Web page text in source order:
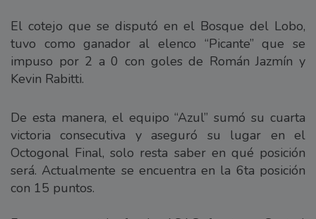
El cotejo que se disputó en el Bosque del Lobo,
tuvo como ganador al elenco “Picante” que se
impuso por 2 a 0 con goles de Román Jazmín y
Kevin Rabitti.
De esta manera, el equipo “Azul” sumó su cuarta
victoria consecutiva y aseguró su lugar en el
Octogonal Final, solo resta saber en qué posición
será. Actualmente se encuentra en la 6ta posición
con 15 puntos.